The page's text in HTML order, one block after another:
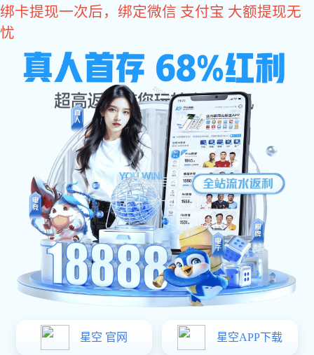
星空电竞
最新资讯
NEWS
史特牢谈疫情对紧固件产业的影响
发布时间:2022-02-23